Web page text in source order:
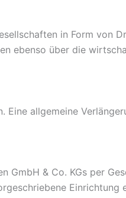
in Form von
ebenso über die
Eine allgemeine
GmbH & Co. KGs per
Einrichtung